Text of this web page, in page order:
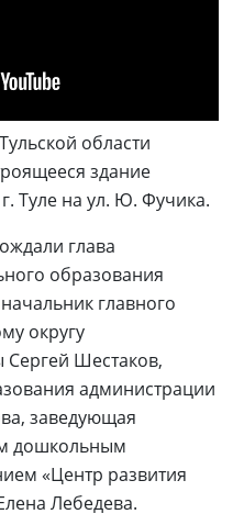
области
здание
Туле на ул. Ю. Фучика.
глава
образования
главного
округу
Сергей Шестаков,
администрации
заведующая
дошкольным
«Центр развития
Лебедева.